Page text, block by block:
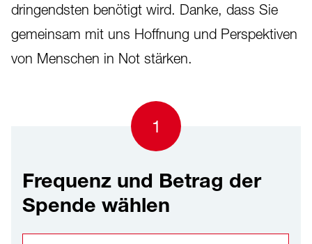
dringendsten benötigt wird. Danke, dass Sie
gemeinsam mit uns Hoffnung und Perspektiven
von Menschen in Not stärken.
1
Frequenz und Betrag der
Spende wählen